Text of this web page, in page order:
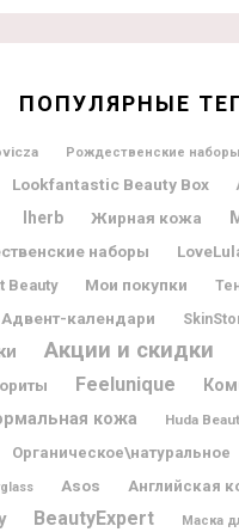
ПОПУЛЯРНЫЕ
Рождественские наборы
Lookfantastic Beauty Box
Iherb Жирная кожа
наборы
Beauty Мои покупки
Адвент-календари
Акции и скидки
Feelunique
кожа Huda
Органическое\натуральное
Asos Английская
BeautyExpert Маска